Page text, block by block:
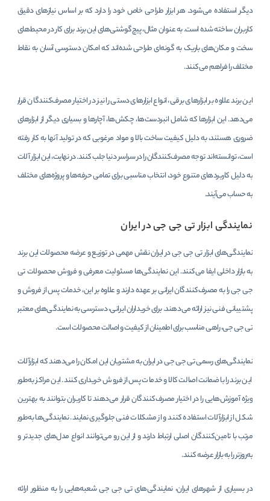
دیگر استفاده می‌شود. هر ابزار طراحی خاص خود را دارد که بر اساس نیازهای دقیق
کاربران ساخته شده است. به عنوان مثال، پیچ‌گوشتی‌های این برند برای کار در محیط‌های
سخت و مکان‌های باریک به گونه‌ای طراحی شده‌اند که امکان دسترسی آسان به نقاط
مختلف را فراهم می‌کنند.
این برند علاوه بر ابزارهای برقی، انواع ابزارهای دستی را نیز در اختیار مصرف‌کنندگان قرار
می‌دهد. این ابزارها که شامل انبردست‌ها، چکش‌ها، آچارها و بسیاری دیگر از ابزارهای
ضروری هستند، به دلیل کیفیت ساخت بالا و مواد مرغوبی که در تولید آنها به کار رفته
است، توانسته‌اند توجه مصرف‌کنندگان را در سراسر دنیا جلب کنند. در نهایت، این ابزار آلات
به دلیل کاربردهای متنوع خود، انتخاب مناسبی برای تمامی حرفه‌ها و پروژه‌های مختلف
به حساب می‌آیند.
نمایندگی ابزار تی جی جی در ایران
نمایندگی‌های ابزار تی جی جی در ایران نقش مهمی در توزیع و عرضه محصولات این برند
به بازار داخلی ایفا می‌کنند. این نمایندگی‌ها مسئولیت معرفی و فروش محصولات تی
جی جی را به مصرف‌کنندگان ایرانی بر عهده دارند و علاوه بر این، خدمات پس از فروش و
پشتیبانی فنی نیز ارائه می‌دهند. برای خریداران ایرانی، دسترسی به نمایندگی‌های معتبر
تی جی جی، راهی مناسب برای اطمینان از کیفیت و اصالت محصولات است.
نمایندگی‌های رسمی تی جی جی در ایران به مشتریان این امکان را می‌دهند که ابزارآلات
این برند را با ضمانت اصالت کالا و خدمات پس از فروش خریداری کنند. این مراکز به‌طور
ویژه آموزش‌هایی را در اختیار مصرف‌کنندگان قرار می‌دهند تا کاربران بتوانند به بهترین
شکل از ابزارآلات استفاده کنند و از مشکلات فنی جلوگیری نمایند. نمایندگی‌ها به‌طور
مرتب با تامین‌کنندگان اصلی ارتباط دارند و از این رو می‌توانند انواع مدل‌های جدیدتر و
به‌روزتر را به بازار عرضه کنند.
در بسیاری از شهرهای ایران، نمایندگی‌های تی جی ‌جی شعبه‌هایی را به منظور ارائه